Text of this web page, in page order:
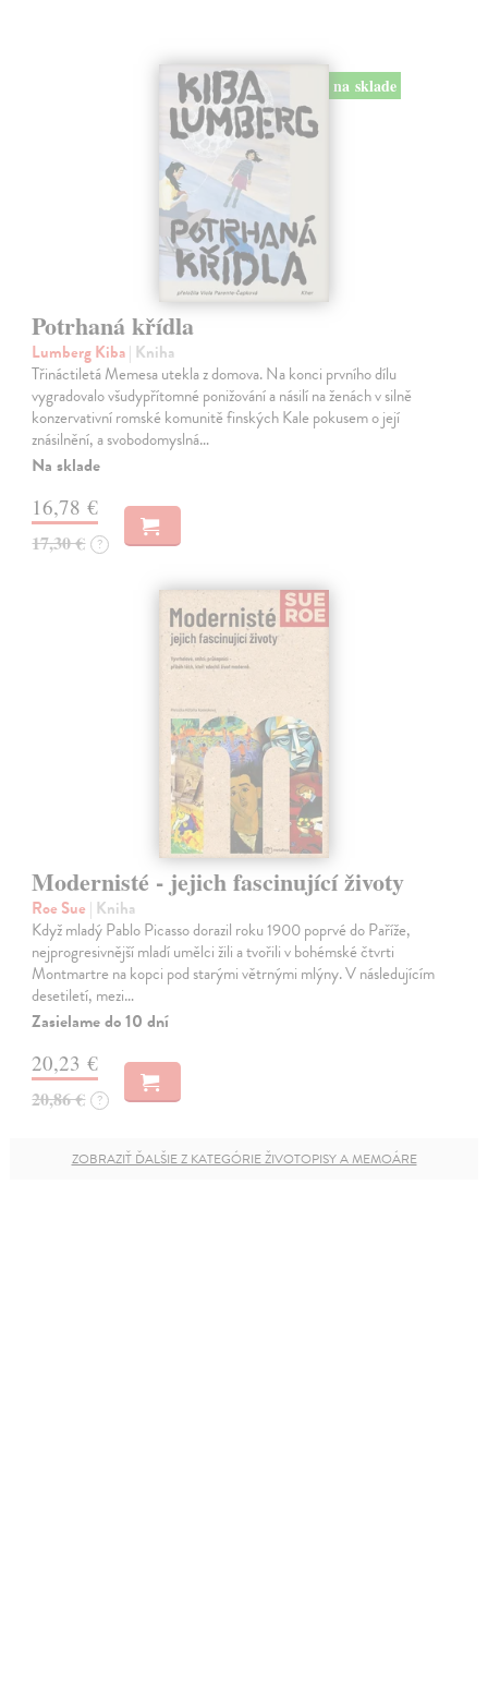
na sklade
Potrhaná křídla
Lumberg Kiba| Kniha
Třináctiletá Memesa utekla z domova. Na konci prvního dílu
vygradovalo všudypřítomné ponižování a násilí na ženách v silně
konzervativní romské komunitě finských Kale pokusem o její
znásilnění, a svobodomyslná…
Na sklade
16,78 €
17,30 € ?
Modernisté - jejich fascinující životy
Roe Sue | Kniha
Když mladý Pablo Picasso dorazil roku 1900 poprvé do Paříže,
nejprogresivnější mladí umělci žili a tvořili v bohémské čtvrti
Montmartre na kopci pod starými větrnými mlýny. V následujícím
desetiletí, mezi…
Zasielame do 10 dní
20,23 €
20,86 € ?
ZOBRAZIŤ ĎALŠIE Z KATEGÓRIE ŽIVOTOPISY A MEMOÁRE